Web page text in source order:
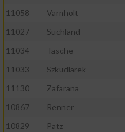
11058
Varnholt
11027
Suchland
11034
Tasche
11033
Szkudlarek
11130
Zafarana
10867
Renner
10829
Patz